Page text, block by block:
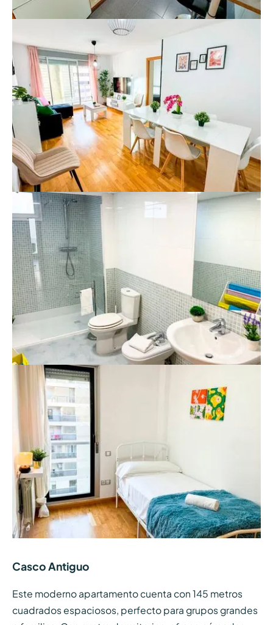
Casco Antiguo
Este moderno apartamento cuenta con 145 metros
cuadrados espaciosos, perfecto para grupos grandes